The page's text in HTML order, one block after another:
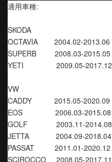
適用車種:
SKODA
OCTAVIA        2004.02-2013.06
SUPERB         2008.03-2015.05
YETI                2009.05-2017.12
VW
CADDY           2015.05-2020.09
EOS                2006.03-2015.08
GOLF              2003.11-2014.08
JETTA             2004.09-2018.04
PASSAT          2011.01-2020.12
SCIROCCO     2008.05-2017.11